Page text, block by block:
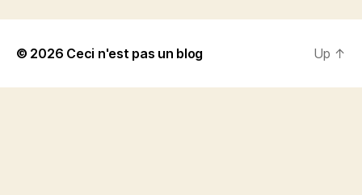
© 2026 Ceci n'est pas un blog Up ↑